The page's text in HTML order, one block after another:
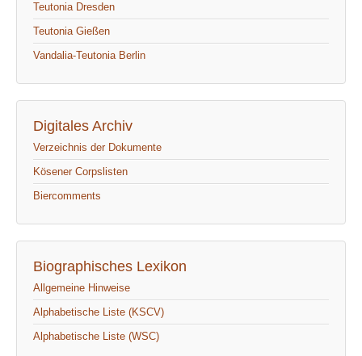
Teutonia Dresden
Teutonia Gießen
Vandalia-Teutonia Berlin
Digitales Archiv
Verzeichnis der Dokumente
Kösener Corpslisten
Biercomments
Biographisches Lexikon
Allgemeine Hinweise
Alphabetische Liste (KSCV)
Alphabetische Liste (WSC)